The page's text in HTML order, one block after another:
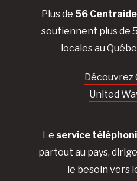
Plus de 56
soutiennent plus de
locales au
Découvrez
United
Le service
partout au pays,
le besoin vers